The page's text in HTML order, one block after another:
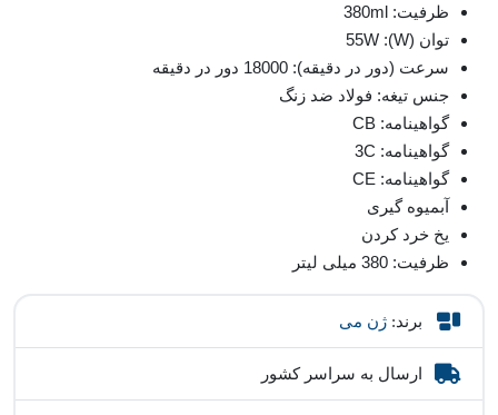
ظرفیت: 380ml
توان (W): 55W
سرعت (دور در دقیقه): 18000 دور در دقیقه
جنس تیغه: فولاد ضد زنگ
گواهینامه: CB
گواهینامه: 3C
گواهینامه: CE
آبمیوه گیری
یخ خرد کردن
ظرفیت: 380 میلی لیتر
برند: ژن می
ارسال به سراسر کشور